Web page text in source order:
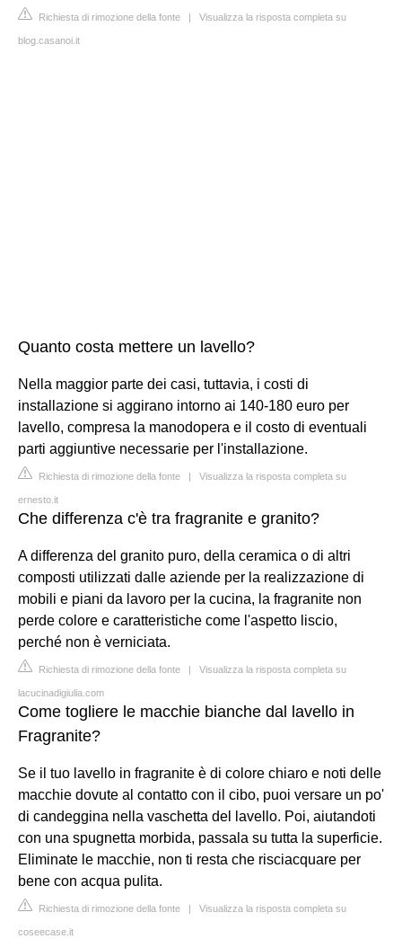
Richiesta di rimozione della fonte | Visualizza la risposta completa su
blog.casanoi.it
Quanto costa mettere un lavello?
Nella maggior parte dei casi, tuttavia, i costi di
installazione si aggirano intorno ai 140-180 euro per
lavello, compresa la manodopera e il costo di eventuali
parti aggiuntive necessarie per l'installazione.
Richiesta di rimozione della fonte | Visualizza la risposta completa su
ernesto.it
Che differenza c'è tra fragranite e granito?
A differenza del granito puro, della ceramica o di altri
composti utilizzati dalle aziende per la realizzazione di
mobili e piani da lavoro per la cucina, la fragranite non
perde colore e caratteristiche come l'aspetto liscio,
perché non è verniciata.
Richiesta di rimozione della fonte | Visualizza la risposta completa su
lacucinadigiulia.com
Come togliere le macchie bianche dal lavello in
Fragranite?
Se il tuo lavello in fragranite è di colore chiaro e noti delle
macchie dovute al contatto con il cibo, puoi versare un po'
di candeggina nella vaschetta del lavello. Poi, aiutandoti
con una spugnetta morbida, passala su tutta la superficie.
Eliminate le macchie, non ti resta che risciacquare per
bene con acqua pulita.
Richiesta di rimozione della fonte | Visualizza la risposta completa su
coseecase.it